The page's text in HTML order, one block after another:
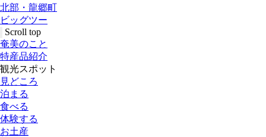
北部・龍郷町
ビッグツー
Scroll top
奄美のこと
特産品紹介
観光スポット
見どころ
泊まる
食べる
体験する
お土産